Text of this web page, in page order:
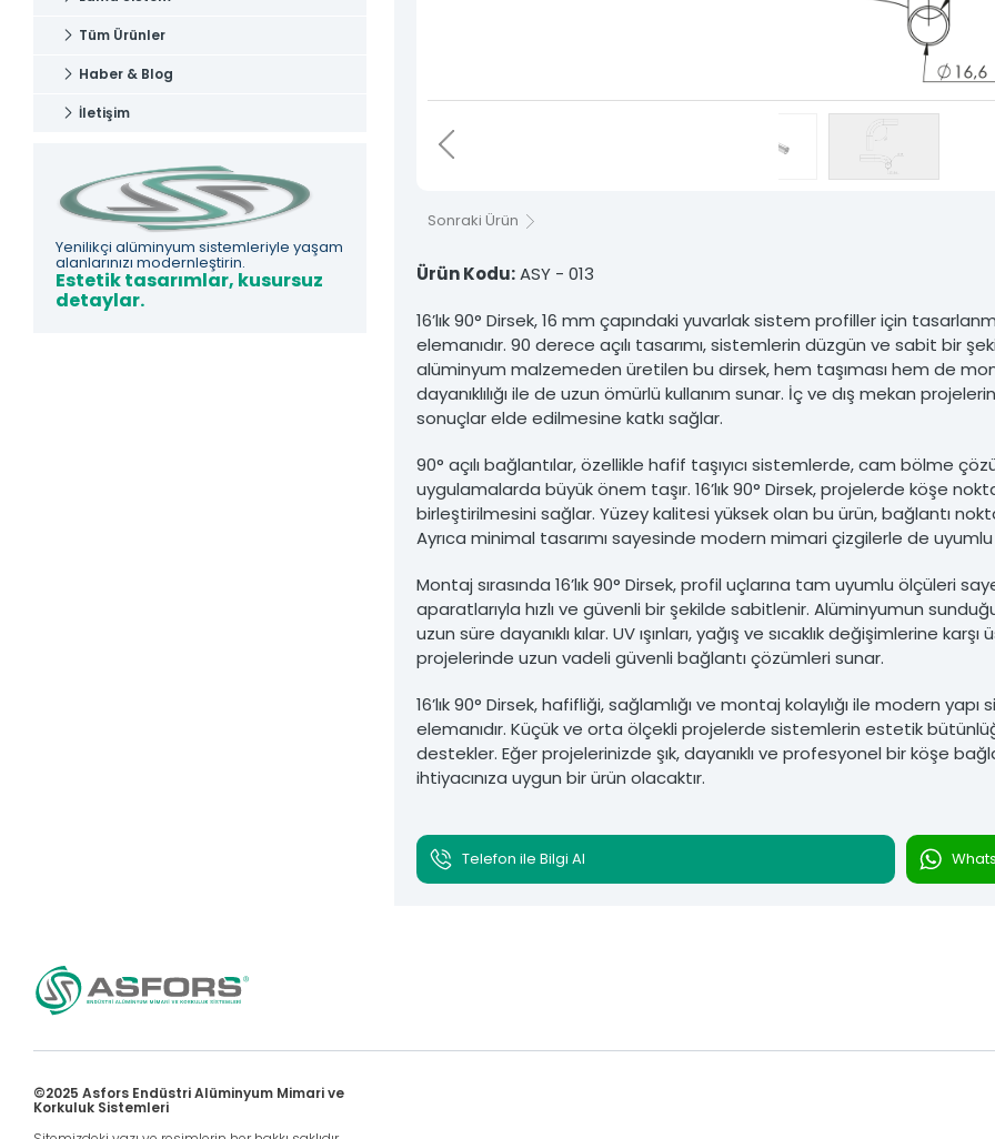
Tüm hakkı saklıdır. Sitemizde kullanılan tüm içerik ve görseller
Asfors Endüstri Alüminyum Mimari ve Korkuluk Sistemleri'ne ait olup izinsiz kullanımı hukuki yaptırıma tabidir.
Tüm Ürünler
Haber & Blog
İletişim
Yenilikçi alüminyum sistemleriyle yaşam
alanlarınızı modernleştirin.
Estetik tasarımlar, kusursuz
detaylar.
Sonraki Ürün
Ürün Kodu:ASY - 013
16’lık 90° Dirsek, 16 mm çapındaki yuvarlak sistem profiller için
elemanıdır. 90 derece açılı tasarımı, sistemlerin düzgün ve sabit bir
alüminyum malzemeden üretilen bu dirsek, hem taşıması hem de
dayanıklılığı ile de uzun ömürlü kullanım sunar. İç ve dış mekan
sonuçlar elde edilmesine katkı sağlar.
90° açılı bağlantılar, özellikle hafif taşıyıcı sistemlerde, cam bölme
uygulamalarda büyük önem taşır. 16’lık 90° Dirsek, projelerde köşe
birleştirilmesini sağlar. Yüzey kalitesi yüksek olan bu ürün, bağlantı
Ayrıca minimal tasarımı sayesinde modern mimari çizgilerle de
Montaj sırasında 16’lık 90° Dirsek, profil uçlarına tam uyumlu ölçüleri
aparatlarıyla hızlı ve güvenli bir şekilde sabitlenir. Alüminyumun
uzun süre dayanıklı kılar. UV ışınları, yağış ve sıcaklık değişimlerine
projelerinde uzun vadeli güvenli bağlantı çözümleri sunar.
16’lık 90° Dirsek, hafifliği, sağlamlığı ve montaj kolaylığı ile modern
elemanıdır. Küçük ve orta ölçekli projelerde sistemlerin estetik
destekler. Eğer projelerinizde şık, dayanıklı ve profesyonel bir köşe
ihtiyacınıza uygun bir ürün olacaktır.
Telefon ile Bilgi Al
©2025 Asfors Endüstri Alüminyum Mimari ve
Korkuluk Sistemleri